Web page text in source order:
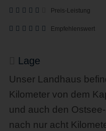
Preis-Leistung
Empfehlenswert
Lage
Unser Landhaus
Kilometer von dem
und auch den
nach nur acht